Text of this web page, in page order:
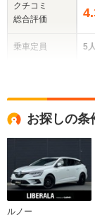
クチコミ
総合評価
乗車定員
サイズ
(全長x全幅x全高)
5人
お探しの条
ルノー